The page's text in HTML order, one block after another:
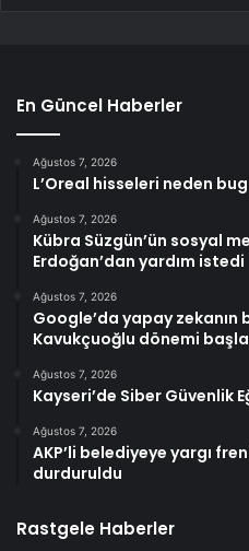
En Güncel Haberler
Ağustos 7, 2026
L’Oreal hisseleri neden
Ağustos 7, 2026
Kübra Süzgün’ün sosyal
Erdoğan’dan yardım istedi
Ağustos 7, 2026
Google’da yapay zekanın
Kavukçuoğlu dönemi
Ağustos 7, 2026
Kayseri’de Siber Güvenlik
Ağustos 7, 2026
AKP’li belediyeye yargı
durduruldu
Rastgele Haberler